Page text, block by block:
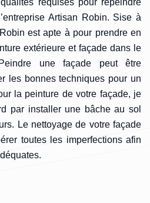
Artisan Robin. Sise à
est apte à pour prendre en
extérieure et façade dans le
une façade peut être
les bonnes techniques pour un
la peinture de votre façade, je
par installer une bâche au sol
Le nettoyage de votre façade
toutes les imperfections afin